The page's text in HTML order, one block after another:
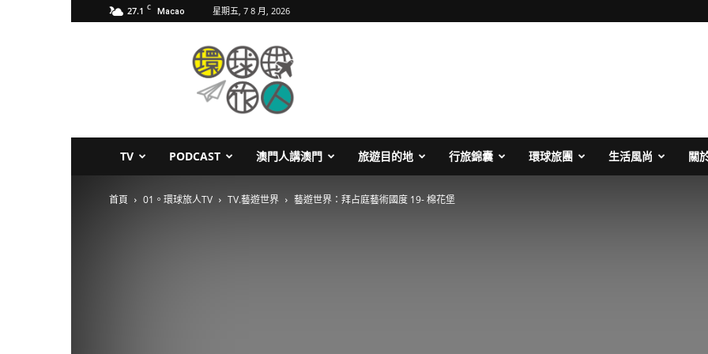
27.1 C Macao 星期五, 7 8 月, 2026
TV PODCAST 澳門人講澳門 旅遊目的地 行旅錦囊 環球旅團 生活風尚 關
首頁 01。環球旅人TV TV.藝遊世界 藝遊世界：拜占庭藝術國度 19- 棉花堡